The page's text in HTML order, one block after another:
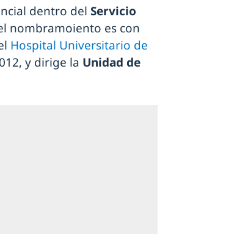
dentro del Servicio
nombramoiento es con
Hospital Universitario de
y dirige la Unidad de